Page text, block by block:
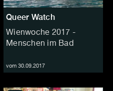
Queer Watch
Wienwoche 2017 -
Menschen im Bad
vom 30.09.2017